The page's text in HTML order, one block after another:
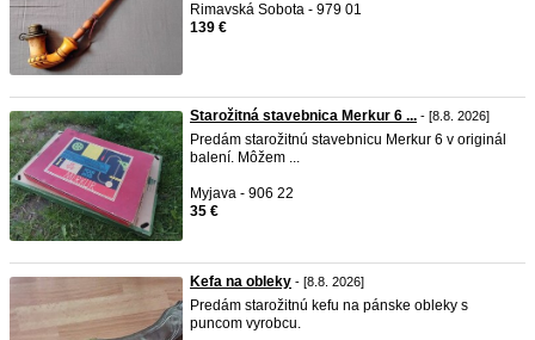
Rimavská Sobota - 979 01
139 €
Starožitná stavebnica Merkur 6 ... - [8.8. 2026]
Predám starožitnú stavebnicu Merkur 6 v originál
balení. Môžem ...
Myjava - 906 22
35 €
Kefa na obleky - [8.8. 2026]
Predám starožitnú kefu na pánske obleky s
puncom vyrobcu.